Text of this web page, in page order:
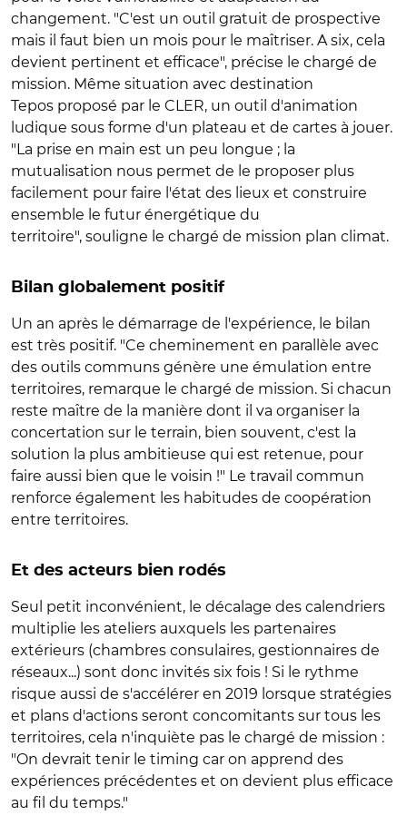
changement. "C'est un outil gratuit de prospective
mais il faut bien un mois pour le maîtriser. A six, cela
devient pertinent et efficace", précise le chargé de
mission. Même situation avec destination
Tepos proposé par le CLER, un outil d'animation
ludique sous forme d'un plateau et de cartes à jouer.
"La prise en main est un peu longue ; la
mutualisation nous permet de le proposer plus
facilement pour faire l'état des lieux et construire
ensemble le futur énergétique du
territoire", souligne le chargé de mission plan climat.
Bilan globalement positif
Un an après le démarrage de l'expérience, le bilan
est très positif. "Ce cheminement en parallèle avec
des outils communs génère une émulation entre
territoires, remarque le chargé de mission. Si chacun
reste maître de la manière dont il va organiser la
concertation sur le terrain, bien souvent, c'est la
solution la plus ambitieuse qui est retenue, pour
faire aussi bien que le voisin !" Le travail commun
renforce également les habitudes de coopération
entre territoires.
Et des acteurs bien rodés
Seul petit inconvénient, le décalage des calendriers
multiplie les ateliers auxquels les partenaires
extérieurs (chambres consulaires, gestionnaires de
réseaux...) sont donc invités six fois ! Si le rythme
risque aussi de s'accélérer en 2019 lorsque stratégies
et plans d'actions seront concomitants sur tous les
territoires, cela n'inquiète pas le chargé de mission :
"On devrait tenir le timing car on apprend des
expériences précédentes et on devient plus efficace
au fil du temps."